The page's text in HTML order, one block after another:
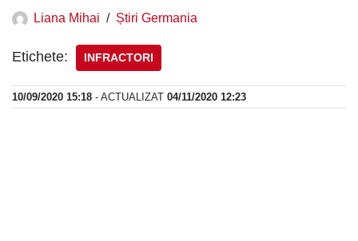
Liana Mihai Știri Germania
Etichete: INFRACTORI
10/09/2020 15:18 - ACTUALIZAT 04/11/2020 12:23